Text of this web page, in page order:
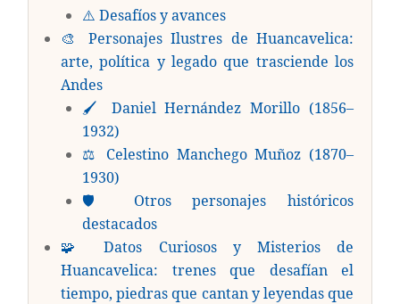
⚠️ Desafíos y avances
🎨 Personajes Ilustres de Huancavelica:
arte, política y legado que trasciende los
Andes
🖌️ Daniel Hernández Morillo (1856–
1932)
⚖️ Celestino Manchego Muñoz (1870–
1930)
🛡️ Otros personajes históricos
destacados
🧩 Datos Curiosos y Misterios de
Huancavelica: trenes que desafían el
tiempo, piedras que cantan y leyendas que